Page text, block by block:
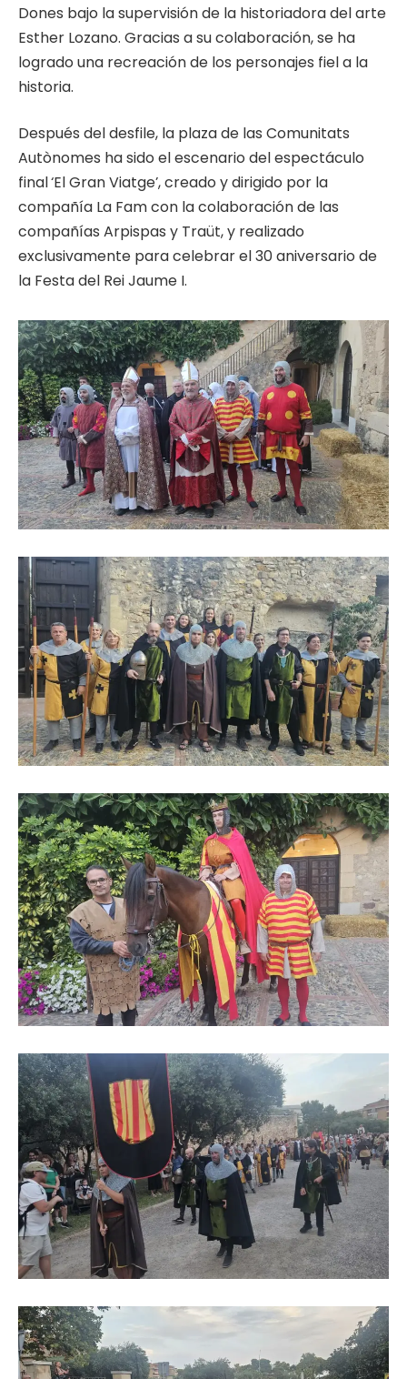
Dones bajo la supervisión de la historiadora del arte
Esther Lozano. Gracias a su colaboración, se ha
logrado una recreación de los personajes fiel a la
historia.
Después del desfile, la plaza de las Comunitats
Autònomes ha sido el escenario del espectáculo
final‘El Gran Viatge’, creado y dirigido por la
compañía La Fam con la colaboración de las
compañías Arpispas y Traüt, y realizado
exclusivamente para celebrar el 30 aniversario de
la Festa del Rei Jaume I.